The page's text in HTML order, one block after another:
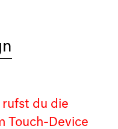
rufst du die
Touch-Device